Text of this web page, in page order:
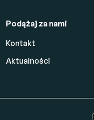
Podążaj za nami
Kontakt
Aktualności